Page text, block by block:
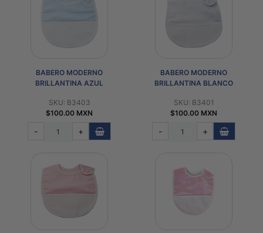
BABERO MODERNO
BRILLANTINA AZUL
SKU: B3403
$100.00 MXN
- +
BABERO MODERNO
BRILLANTINA BLANCO
SKU: B3401
$100.00 MXN
- +